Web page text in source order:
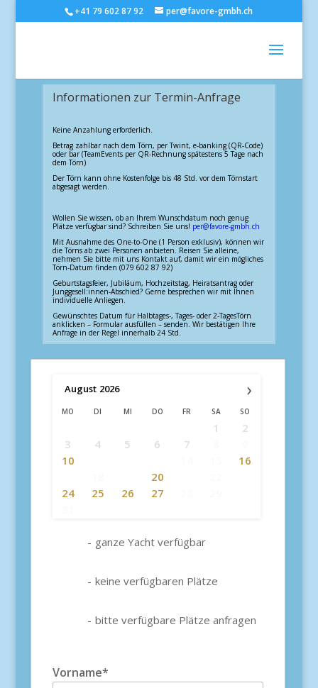
+41 79 602 87 92 per@favore-gmbh.ch
Informationen zur Termin-Anfrage
Keine Anzahlung erforderlich.
Betrag zahlbar nach dem Törn, per Twint, e-banking (QR-Code)
oder bar (TeamEvents per QR-Rechnung spätestens 5 Tage nach
dem Törn)
Der Törn kann ohne Kostenfolge bis 48 Std. vor dem Törnstart
abgesagt werden.
Wollen Sie wissen, ob an Ihrem Wunschdatum noch genug
Plätze verfügbar sind? Schreiben Sie uns! per@favore-gmbh.ch
Mit Ausnahme des One-to-One (1 Person exklusiv), können wir
die Törns ab zwei Personen anbieten. Reisen Sie alleine,
nehmen Sie bitte mit uns Kontakt auf, damit wir ein mögliches
Törn-Datum finden (079 602 87 92)
Geburtstagsfeier, Jubiläum, Hochzeitstag, Heiratsantrag oder
Junggesell:innen-Abschied? Gerne besprechen wir mit Ihnen
individuelle Anliegen.
Gewünschtes Datum für Halbtages-, Tages- oder 2-TagesTörn
anklicken – Formular ausfüllen – senden. Wir bestätigen Ihre
Anfrage in der Regel innerhalb 24 Std.
›
August 2026
MO DI MI DO FR SA SO
1
2
3
4 5 6 7
10
16
20
24
25 26 27
- ganze Yacht verfügbar
- keine verfügbaren Plätze
- bitte verfügbare Plätze anfragen
Vorname*